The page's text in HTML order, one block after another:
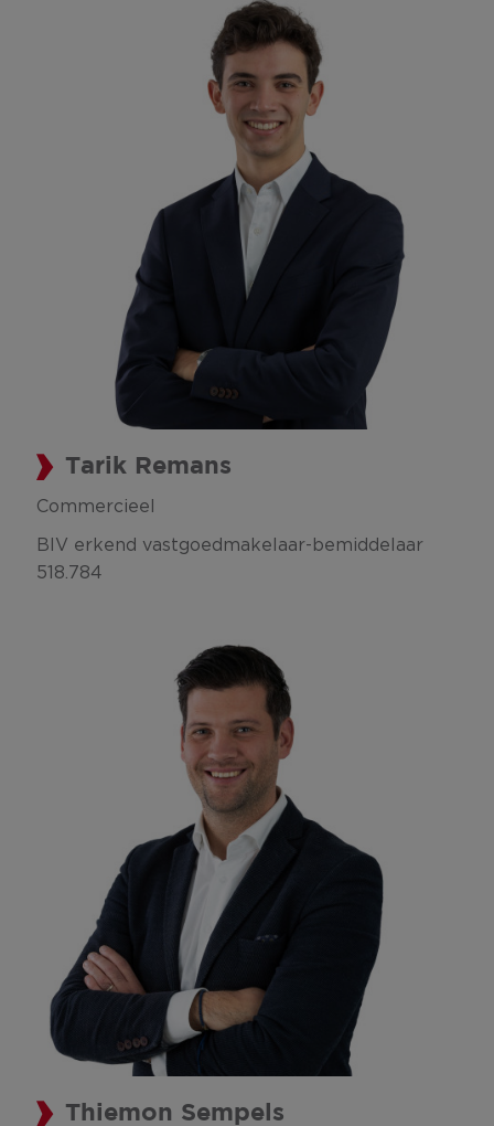
Tarik Remans
Commercieel
BIV erkend vastgoedmakelaar-bemiddelaar
518.784
Thiemon Sempels